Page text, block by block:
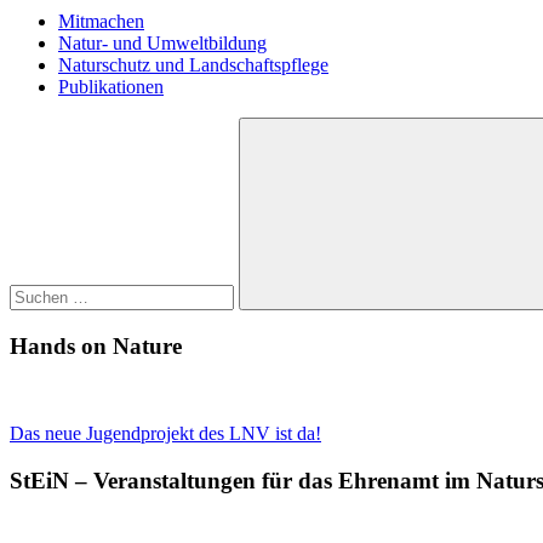
Mitmachen
Natur- und Umweltbildung
Naturschutz und Landschaftspflege
Publikationen
Suchen
Hands on Nature
Das neue Jugendprojekt des LNV ist da!
StEiN – Veranstaltungen für das Ehrenamt im